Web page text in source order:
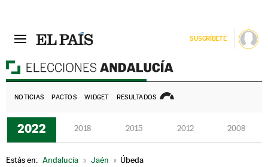
SUSCRÍBETE
NOTICIAS PACTOS WIDGET RESULTADOS
2022 2018 2015 2012 2008
Estás en: Andalucía » Jaén » Úbeda